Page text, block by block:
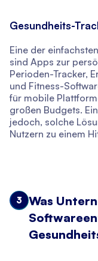
Gesundheits-
Eine der
sind Apps zur
Perioden-Tracker,
und Fitness-
für mobile
großen Budgets.
jedoch, solche
Nutzern zu einem
3
Was